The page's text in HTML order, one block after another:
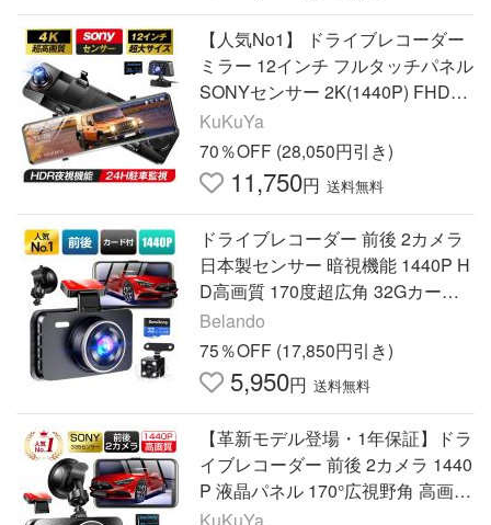
【人気No1】 ドライブレコーダー
ミラー 12インチ フルタッチパネル
SONYセンサー 2K(1440P) FHD高
解像度 170度広角視野 2026新発売
超PayPay祭 爆買
KuKuYa
70％OFF (28,050円引き)
11,750円 送料無料
ドライブレコーダー 前後 2カメラ
日本製センサー 暗視機能 1440P H
D高画質 170度超広角 32Gカード
付属 操作簡単 動体検知 衝撃録画
常時録画 新生活 応援
Belando
75％OFF (17,850円引き)
5,950円 送料無料
【革新モデル登場・1年保証】ドラ
イブレコーダー 前後 2カメラ 1440
P 液晶パネル 170°広視野角 高画質
車載カメラ ループ録画 Gセンサー